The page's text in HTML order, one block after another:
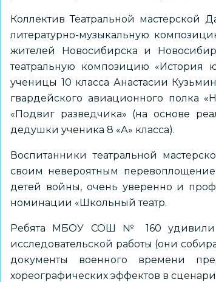
Коллектив Театральной
литературно-музыкальную
жителей Новосибирска и
театральную композицию «История
ученицы 10 класса Анастасии
гвардейского авиационного полка
«Подвиг разведчика» (на основе
дедушки ученика 8 «А» класса).
Воспитанники театральной
своим невероятным
детей войны, очень уверенно и
номинации «Школьный театр.
Ребята МБОУ СОШ № 160 удивили
исследовательской работы (они
документы военного времени
хореографических эффектов в